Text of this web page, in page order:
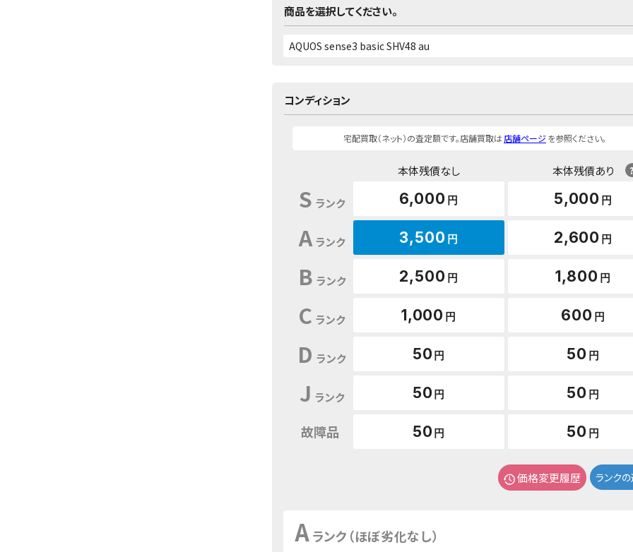
商品を選択してください。
コンディション
宅配買取（ネット）の査定額です。店舗買取は 店舗ページ を参照ください。
本体残債なし 本体残債あり
S ランク 6,000 円 5,000 円
A ランク 3,500 円 2,600 円
B ランク 2,500 円 1,800 円
C ランク 1,000 円 600 円
D ランク 50 円 50 円
J ランク 50 円 50 円
故障品 50 円 50 円
価格変更履歴 ランク
Aランク（ほぼ劣化なし）